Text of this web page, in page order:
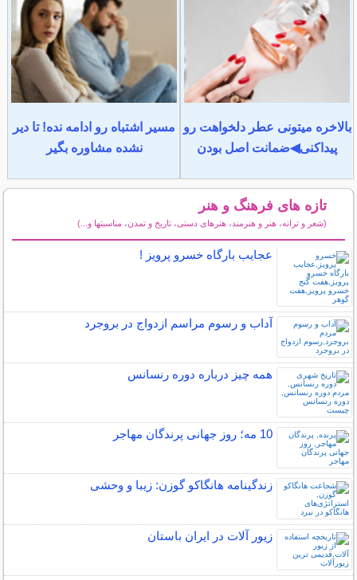
بالاخره میتونی عطر دلخواهت رو
پیداکنی◀ضمانت اصل بودن
مسیر اشتباه رو ادامه نده! تا دیر
نشده مشاوره بگیر
تازه های فرهنگ و هنر
(شعر و ترانه، هنر و هنرمند، هنرهای دستی، تاریخ و تمدن، مناسبتها و...)
عجایب بارگاه خسرو پرویز !
آداب و رسوم مراسم ازدواج در بروجرد
همه چیز درباره دوره رنسانس
10 مه؛ روز جهانی پرندگان مهاجر
زندگینامه هانگاکو گوزن: زیبا و وحشی
زیور آلات در ایران باستان